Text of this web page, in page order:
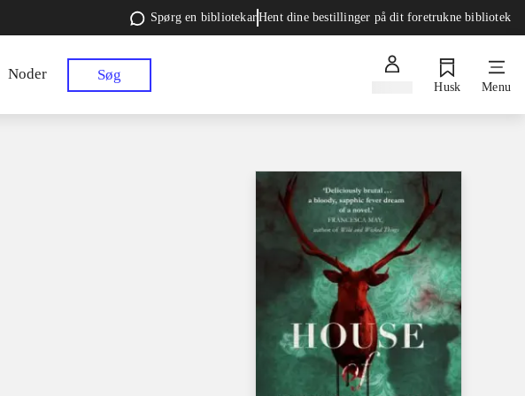
Spørg en bibliotekarHent dine bestillinger på dit foretrukne bibliotek
Noder Søg
Husk Menu